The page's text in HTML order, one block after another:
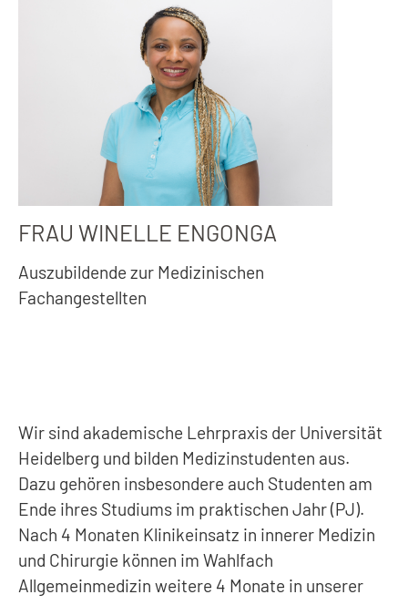
FRAU WINELLE ENGONGA
Auszubildende zur Medizinischen
Fachangestellten
Wir sind akademische Lehrpraxis der Universität
Heidelberg und bilden Medizinstudenten aus.
Dazu gehören insbesondere auch Studenten am
Ende ihres Studiums im praktischen Jahr (PJ).
Nach 4 Monaten Klinikeinsatz in innerer Medizin
und Chirurgie können im Wahlfach
Allgemeinmedizin weitere 4 Monate in unserer